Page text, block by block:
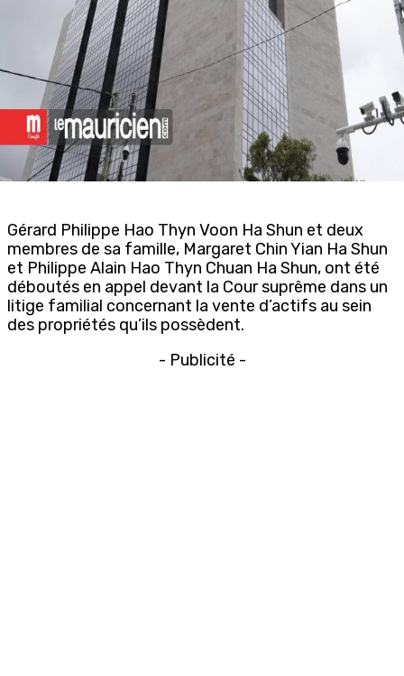
Gérard Philippe Hao Thyn Voon Ha Shun et deux
membres de sa famille, Margaret Chin Yian Ha Shun
et Philippe Alain Hao Thyn Chuan Ha Shun, ont été
déboutés en appel devant la Cour suprême dans un
litige familial concernant la vente d’actifs au sein
des propriétés qu’ils possèdent.
- Publicité -